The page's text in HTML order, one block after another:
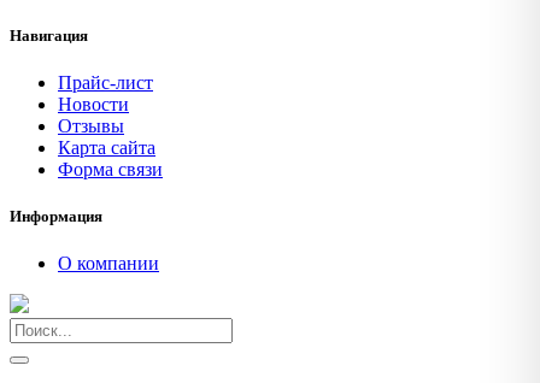
Навигация
Прайс-лист
Новости
Отзывы
Карта сайта
Форма связи
Информация
О компании